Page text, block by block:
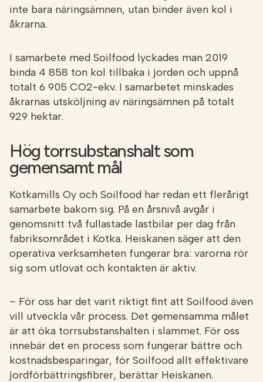
inte bara näringsämnen, utan binder även kol i
åkrarna.
I samarbete med Soilfood lyckades man 2019
binda 4 858 ton kol tillbaka i jorden och uppnå
totalt 6 905 CO2-ekv. I samarbetet minskades
åkrarnas utsköljning av näringsämnen på totalt
929 hektar.
Hög torrsubstanshalt som
gemensamt mål
Kotkamills Oy och Soilfood har redan ett flerårigt
samarbete bakom sig. På en årsnivå avgår i
genomsnitt två fullastade lastbilar per dag från
fabriksområdet i Kotka. Heiskanen säger att den
operativa verksamheten fungerar bra: varorna rör
sig som utlovat och kontakten är aktiv.
– För oss har det varit riktigt fint att Soilfood även
vill utveckla vår process. Det gemensamma målet
är att öka torrsubstanshalten i slammet. För oss
innebär det en process som fungerar bättre och
kostnadsbesparingar, för Soilfood allt effektivare
jordförbättringsfibrer, berättar Heiskanen.